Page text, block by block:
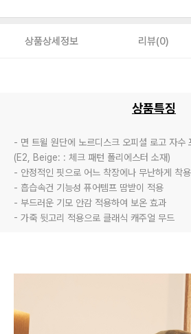
상품상세정보 리뷰(0)
상품특징
- 면 트윌 원단에 노르디스크 오피셜 로고 자수
(E2, Beige: : 체크 패턴 폴리에스터 소재)
- 안정적인 핏으로 어느 착장에나 무난하게 착
- 흡습속건 기능성 퓨어템프 땀받이 적용
- 부드러운 기모 안감 적용하여 보온 효과
- 가죽 뒷고리 적용으로 클래식 캐주얼 무드